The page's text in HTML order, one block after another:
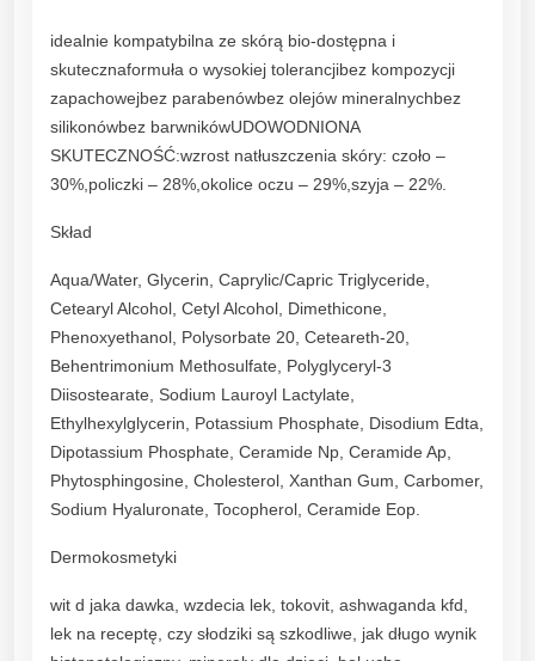
idealnie kompatybilna ze skórą bio-dostępna i
skutecznaformuła o wysokiej tolerancjibez kompozycji
zapachowejbez parabenówbez olejów mineralnychbez
silikonówbez barwnikówUDOWODNIONA
SKUTECZNOŚĆ:wzrost natłuszczenia skóry: czoło –
30%,policzki – 28%,okolice oczu – 29%,szyja – 22%.
Skład
Aqua/Water, Glycerin, Caprylic/Capric Triglyceride,
Cetearyl Alcohol, Cetyl Alcohol, Dimethicone,
Phenoxyethanol, Polysorbate 20, Ceteareth-20,
Behentrimonium Methosulfate, Polyglyceryl-3
Diisostearate, Sodium Lauroyl Lactylate,
Ethylhexylglycerin, Potassium Phosphate, Disodium Edta,
Dipotassium Phosphate, Ceramide Np, Ceramide Ap,
Phytosphingosine, Cholesterol, Xanthan Gum, Carbomer,
Sodium Hyaluronate, Tocopherol, Ceramide Eop.
Dermokosmetyki
wit d jaka dawka, wzdecia lek, tokovit, ashwaganda kfd,
lek na receptę, czy słodziki są szkodliwe, jak długo wynik